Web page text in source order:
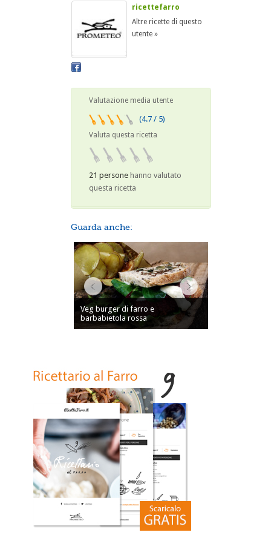
ricettefarro
Altre ricette di questo
utente »
Valutazione media utente
(4.7 / 5)
Valuta questa ricetta
21 personehanno valutato
questa ricetta
Guarda anche:
Veg burger di farro e
barbabietola rossa